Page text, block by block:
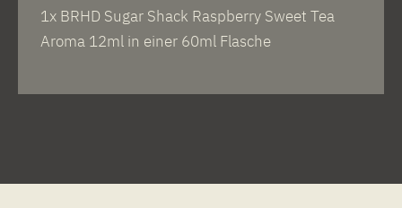
1x BRHD Sugar Shack Raspberry Sweet Tea
Aroma 12ml in einer 60ml Flasche